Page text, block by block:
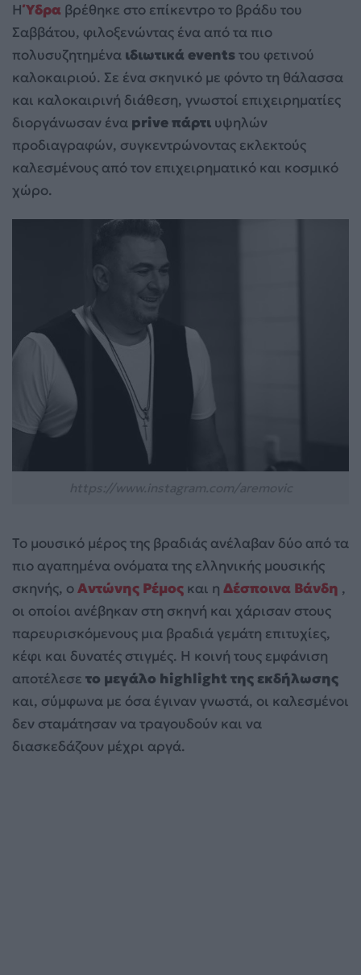
Η Ύδρα βρέθηκε στο επίκεντρο το βράδυ του
Σαββάτου, φιλοξενώντας ένα από τα πιο
πολυσυζητημένα ιδιωτικά eventsτου φετινού
καλοκαιριού. Σε ένα σκηνικό με φόντο τη θάλασσα
και καλοκαιρινή διάθεση, γνωστοί επιχειρηματίες
διοργάνωσαν ένα prive πάρτι υψηλών
προδιαγραφών, συγκεντρώνοντας εκλεκτούς
καλεσμένους από τον επιχειρηματικό και κοσμικό
χώρο.
Το μουσικό μέρος της βραδιάς ανέλαβαν δύο από τα
πιο αγαπημένα ονόματα της ελληνικής μουσικής
σκηνής, οΑντώνης Ρέμος και η Δέσποινα Βάνδη ,
οι οποίοι ανέβηκαν στη σκηνή και χάρισαν στους
παρευρισκόμενους μια βραδιά γεμάτη επιτυχίες,
κέφι και δυνατές στιγμές. Η κοινή τους εμφάνιση
αποτέλεσε το μεγάλο highlight της εκδήλωσης
και, σύμφωνα με όσα έγιναν γνωστά, οι καλεσμένοι
δεν σταμάτησαν να τραγουδούν και να
διασκεδάζουν μέχρι αργά.